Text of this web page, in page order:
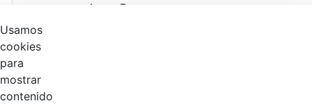
esloganRecurso
Usamos
cookies
para
mostrar
contenido